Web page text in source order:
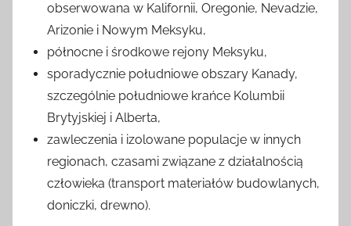
obserwowana w Kalifornii, Oregonie, Nevadzie,
Arizonie i Nowym Meksyku,
północne i środkowe rejony Meksyku,
sporadycznie południowe obszary Kanady,
szczególnie południowe krańce Kolumbii
Brytyjskiej i Alberta,
zawleczenia i izolowane populacje w innych
regionach, czasami związane z działalnością
człowieka (transport materiałów budowlanych,
doniczki, drewno).